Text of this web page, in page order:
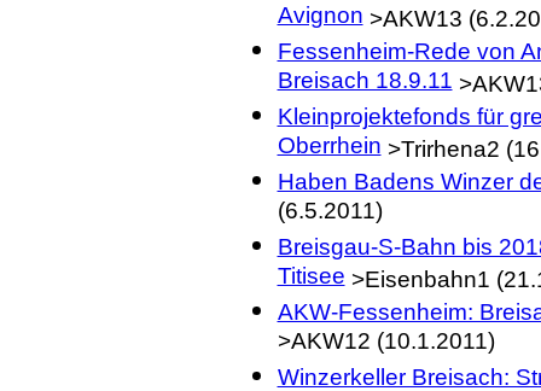
Avignon>AKW13
Fessenheim-Rede von
Breisach 18.9.11
Kleinprojektefonds für
Oberrhein>Trirhena2
Haben Badens Winzer
(6.5.2011)
Breisgau-S-Bahn bis
Titisee>Eisenbahn1
AKW-Fessenheim:
>AKW12 (10.1.2011)
Winzerkeller Breisach: